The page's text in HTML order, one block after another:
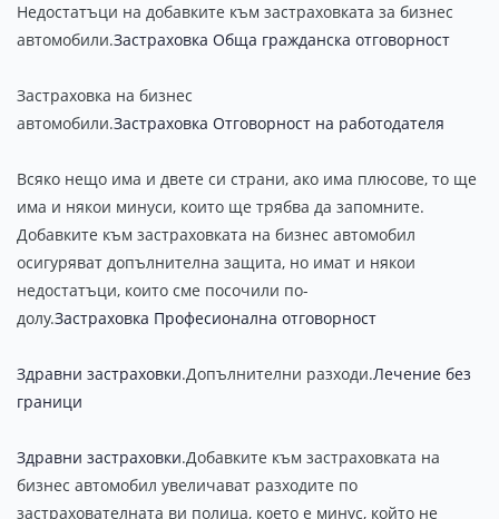
Недостатъци на добавките към застраховката за бизнес
автомобили.Застраховка Обща гражданска отговорност
Застраховка на бизнес
автомобили.Застраховка Отговорност на работодателя
Всяко нещо има и двете си страни, ако има плюсове, то ще
има и някои минуси, които ще трябва да запомните.
Добавките към застраховката на бизнес автомобил
осигуряват допълнителна защита, но имат и някои
недостатъци, които сме посочили по-
долу.Застраховка Професионална отговорност
Здравни застраховки.Допълнителни разходи.Лечение без
граници
Здравни застраховки.Добавките към застраховката на
бизнес автомобил увеличават разходите по
застрахователната ви полица, което е минус, който не